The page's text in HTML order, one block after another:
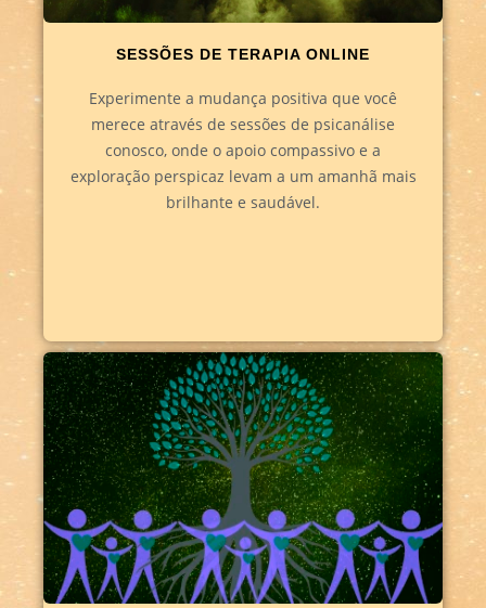
SESSÕES DE TERAPIA ONLINE
Experimente a mudança positiva que você
merece através de sessões de psicanálise
conosco, onde o apoio compassivo e a
exploração perspicaz levam a um amanhã mais
brilhante e saudável.